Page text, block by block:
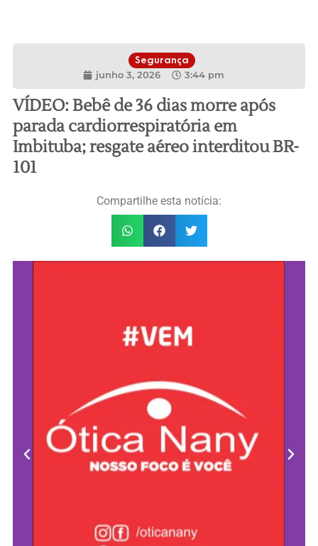
Segurança
junho 3, 2026 3:44 pm
VÍDEO: Bebê de 36 dias morre após
parada cardiorrespiratória em
Imbituba; resgate aéreo interditou BR-
101
Compartilhe esta notícia: